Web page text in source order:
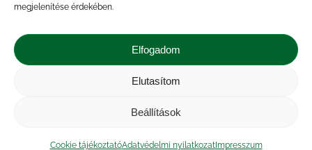
megjelenítése érdekében.
Elfogadom
Elutasítom
Beállítások
Cookie tájékoztatóAdatvédelmi nyilatkozatImpresszum
E-
mail
Linkedin
Kapcsolat |
tájékoztató